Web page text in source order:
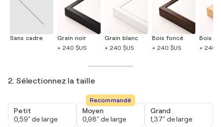
Sans cadre
Grain noir
+ 240 $US
Grain blanc
+ 240 $US
Bois foncé
+ 240 $US
Bois
+ 240
2. Sélectionnez la taille
Petit
0,59" de large
Recommandé
Moyen
0,98" de large
Grand
1,37" de large